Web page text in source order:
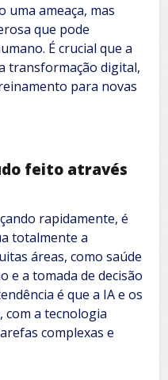
uma ameaça, mas
que pode
É crucial que a
transformação digital,
para novas
feito através
rapidamente, é
totalmente a
áreas, como saúde
e a tomada de decisão
é que a IA e os
a tecnologia
complexas e